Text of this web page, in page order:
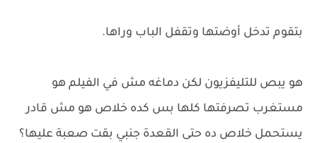
بتقوم تدخل أوضتها وتقفل الباب وراها.
هو يبص للتليفزيون لكن دماغه مش في الفيلم هو
مستغرب تصرفتها كلها بس كده خلاص هو مش قادر
يستحمل خلاص ده حتى القعدة جنبي بقت صعبة عليها؟